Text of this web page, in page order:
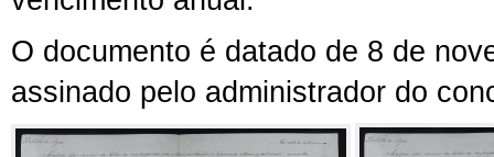
O documento é datado de 8 de
assinado pelo administrador do